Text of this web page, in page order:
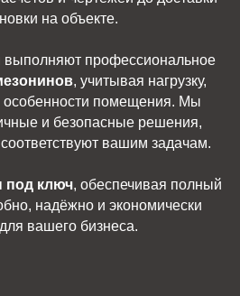
на объекте.
профессиональное
, учитывая нагрузку,
особенности помещения. Мы
и безопасные решения,
вашим задачам.
под ключ, обеспечивая полный
надёжно и экономически
вашего бизнеса.